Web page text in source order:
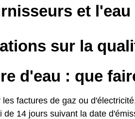
et
sur la
d'eau : que
les factures de gaz ou
de 14 jours suivant la date